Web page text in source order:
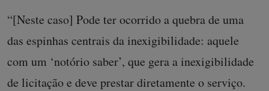
“[Neste caso] Pode ter ocorrido a quebra de uma
das espinhas centrais da inexigibilidade: aquele
com um ‘notório saber’, que gera a inexigibilidade
de licitação e deve prestar diretamente o serviço.